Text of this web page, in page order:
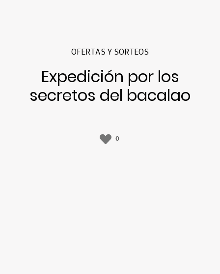
OFERTAS Y SORTEOS
Expedición por los
secretos del bacalao
0